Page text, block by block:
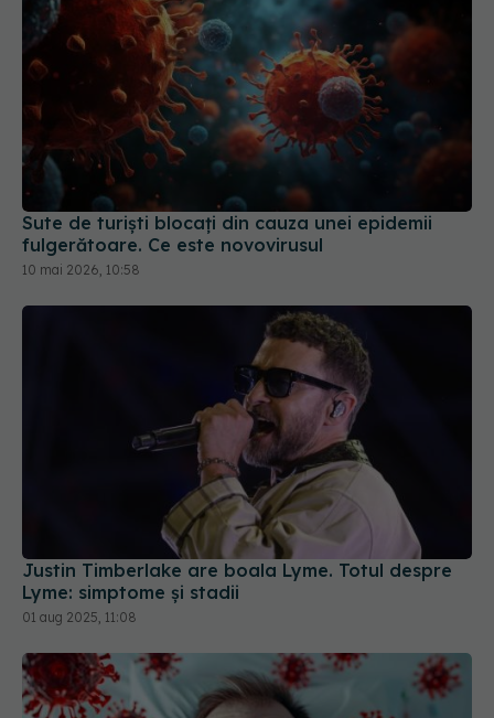
Sute de turiști blocați din cauza unei epidemii
fulgerătoare. Ce este novovirusul
10 mai 2026, 10:58
Justin Timberlake are boala Lyme. Totul despre
Lyme: simptome și stadii
01 aug 2025, 11:08